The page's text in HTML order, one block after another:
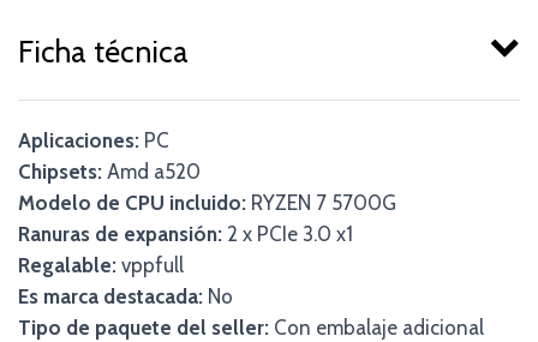
Ficha técnica
Aplicaciones: PC
Chipsets: Amd a520
Modelo de CPU incluido: RYZEN 7 5700G
Ranuras de expansión: 2 x PCIe 3.0 x1
Regalable: vppfull
Es marca destacada: No
Tipo de paquete del seller: Con embalaje adicional